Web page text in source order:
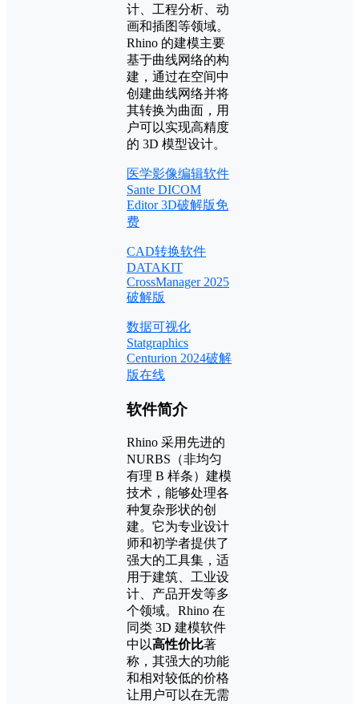
计、工程分析、动
画和插图等领域。
Rhino 的建模主要
基于曲线网络的构
建，通过在空间中
创建曲线网络并将
其转换为曲面，用
户可以实现高精度
的 3D 模型设计。
医学影像编辑软件
Sante DICOM
Editor 3D破解版免
费
CAD转换软件
DATAKIT
CrossManager 2025
破解版
数据可视化
Statgraphics
Centurion 2024破解
版在线
软件简介
Rhino 采用先进的
NURBS（非均匀
有理 B 样条）建模
技术，能够处理各
种复杂形状的创
建。它为专业设计
师和初学者提供了
强大的工具集，适
用于建筑、工业设
计、产品开发等多
个领域。Rhino 在
同类 3D 建模软件
中以高性价比著
称，其强大的功能
和相对较低的价格
让用户可以在无需